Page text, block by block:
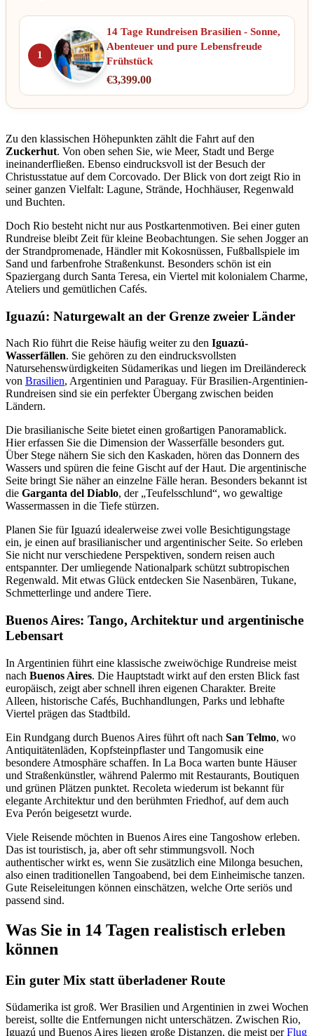
1
14 Tage Rundreisen Brasilien - Sonne,
Abenteuer und pure Lebensfreude
Frühstück
€3,399.00
Zu den klassischen Höhepunkten zählt die Fahrt auf den
Zuckerhut. Von oben sehen Sie, wie Meer, Stadt und Berge
ineinanderfließen. Ebenso eindrucksvoll ist der Besuch der
Christusstatue auf dem Corcovado. Der Blick von dort zeigt Rio in
seiner ganzen Vielfalt: Lagune, Strände, Hochhäuser, Regenwald
und Buchten.
Doch Rio besteht nicht nur aus Postkartenmotiven. Bei einer guten
Rundreise bleibt Zeit für kleine Beobachtungen. Sie sehen Jogger an
der Strandpromenade, Händler mit Kokosnüssen, Fußballspiele im
Sand und farbenfrohe Straßenkunst. Besonders schön ist ein
Spaziergang durch Santa Teresa, ein Viertel mit kolonialem Charme,
Ateliers und gemütlichen Cafés.
Iguazú: Naturgewalt an der Grenze zweier Länder
Nach Rio führt die Reise häufig weiter zu den Iguazú-
Wasserfällen. Sie gehören zu den eindrucksvollsten
Natursehenswürdigkeiten Südamerikas und liegen im Dreiländereck
von Brasilien, Argentinien und Paraguay. Für Brasilien-Argentinien-
Rundreisen sind sie ein perfekter Übergang zwischen beiden
Ländern.
Die brasilianische Seite bietet einen großartigen Panoramablick.
Hier erfassen Sie die Dimension der Wasserfälle besonders gut.
Über Stege nähern Sie sich den Kaskaden, hören das Donnern des
Wassers und spüren die feine Gischt auf der Haut. Die argentinische
Seite bringt Sie näher an einzelne Fälle heran. Besonders bekannt ist
die Garganta del Diablo, der „Teufelsschlund“, wo gewaltige
Wassermassen in die Tiefe stürzen.
Planen Sie für Iguazú idealerweise zwei volle Besichtigungstage
ein, je einen auf brasilianischer und argentinischer Seite. So erleben
Sie nicht nur verschiedene Perspektiven, sondern reisen auch
entspannter. Der umliegende Nationalpark schützt subtropischen
Regenwald. Mit etwas Glück entdecken Sie Nasenbären, Tukane,
Schmetterlinge und andere Tiere.
Buenos Aires: Tango, Architektur und argentinische
Lebensart
In Argentinien führt eine klassische zweiwöchige Rundreise meist
nach Buenos Aires. Die Hauptstadt wirkt auf den ersten Blick fast
europäisch, zeigt aber schnell ihren eigenen Charakter. Breite
Alleen, historische Cafés, Buchhandlungen, Parks und lebhafte
Viertel prägen das Stadtbild.
Ein Rundgang durch Buenos Aires führt oft nach San Telmo, wo
Antiquitätenläden, Kopfsteinpflaster und Tangomusik eine
besondere Atmosphäre schaffen. In La Boca warten bunte Häuser
und Straßenkünstler, während Palermo mit Restaurants, Boutiquen
und grünen Plätzen punktet. Recoleta wiederum ist bekannt für
elegante Architektur und den berühmten Friedhof, auf dem auch
Eva Perón beigesetzt wurde.
Viele Reisende möchten in Buenos Aires eine Tangoshow erleben.
Das ist touristisch, ja, aber oft sehr stimmungsvoll. Noch
authentischer wirkt es, wenn Sie zusätzlich eine Milonga besuchen,
also einen traditionellen Tangoabend, bei dem Einheimische tanzen.
Gute Reiseleitungen können einschätzen, welche Orte seriös und
passend sind.
Was Sie in 14 Tagen realistisch erleben
können
Ein guter Mix statt überladener Route
Südamerika ist groß. Wer Brasilien und Argentinien in zwei Wochen
bereist, sollte die Entfernungen nicht unterschätzen. Zwischen Rio,
Iguazú und Buenos Aires liegen große Distanzen, die meist perFlug